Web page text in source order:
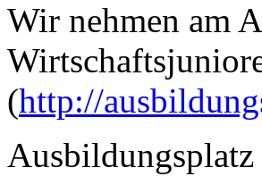
Wir nehmen am
(http://
Ausbildungsplatz